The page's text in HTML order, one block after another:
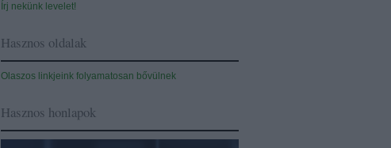
Írj nekünk levelet!
Hasznos oldalak
Olaszos linkjeink folyamatosan bővülnek
Hasznos honlapok